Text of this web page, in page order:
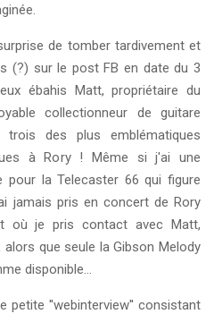
de tomber tardivement et
(?) sur le post FB en date du 3
ébahis Matt, propriétaire du
collectionneur de guitare
des plus emblématiques
à Rory ! Même si j'ai une
pour la Telecaster 66 qui figure
jamais pris en concert de Rory
où je pris contact avec Matt,
que seule la Gibson Melody
disponible...
petite ''webinterview'' consistant